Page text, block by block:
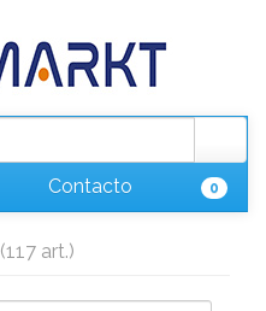
Contacto 0
(117 art.)